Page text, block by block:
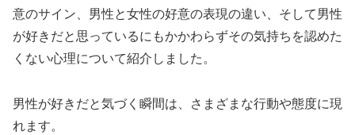
意のサイン、男性と女性の好意の表現の違い、そして男性
が好きだと思っているにもかかわらずその気持ちを認めた
くない心理について紹介しました。
男性が好きだと気づく瞬間は、さまざまな行動や態度に現
れます。